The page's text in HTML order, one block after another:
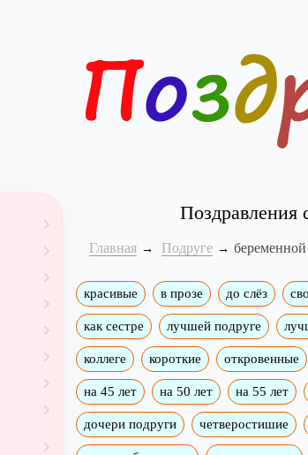
Поздравления
Главная Подруге беременной
красивые в прозе до слёз
как сестре лучшей подруге
коллеге короткие откровенные
на 45 лет на 50 лет на 55 лет
дочери подруги четверостишие